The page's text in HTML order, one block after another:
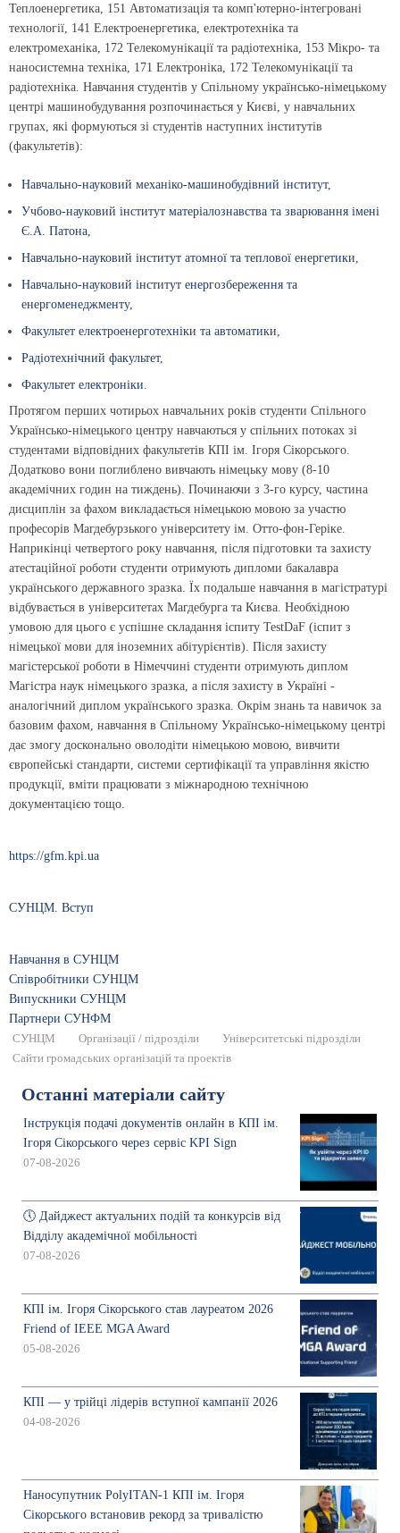
Теплоенергетика, 151 Автоматизація та комп'ютерно-інтегровані
технології, 141 Електроенергетика, електротехніка та
електромеханіка, 172 Телекомунікації та радіотехніка, 153 Мікро- та
наносистемна техніка, 171 Електроніка, 172 Телекомунікації та
радіотехніка. Навчання студентів у Спільному українсько-німецькому
центрі машинобудування розпочинається у Києві, у навчальних
групах, які формуються зі студентів наступних інститутів
(факультетів):
Навчально-науковий механіко-машинобудівний інститут,
Учбово-науковий інститут матеріалознавства та зварювання імені
Є.А. Патона
Навчально-науковий інститут атомної та теплової енергетики
Навчально-науковий інститут енергозбереження та
енергоменеджменту,
Факультет електроенерготехніки та автоматики
Радіотехнічний факультет,
Факультет електроніки
Протягом перших чотирьох навчальних років студенти Спільного
Українсько-німецького центру навчаються у спільних потоках зі
студентами відповідних факультетів КПІ ім. Ігоря Сікорського.
Додатково вони поглиблено вивчають німецьку мову (8-10
академічних годин на тиждень). Починаючи з 3-го курсу, частина
дисциплін за фахом викладається німецькою мовою за участю
професорів Магдебурзького університету ім. Отто-фон-Геріке.
Наприкінці четвертого року навчання, після підготовки та захисту
атестаційної роботи студенти отримують дипломи бакалавра
українського державного зразка. Їх подальше навчання в магістратурі
відбувається в університетах Магдебурга та Києва. Необхідною
умовою для цього є успішне складання іспиту TestDaF (іспит з
німецької мови для іноземних абітурієнтів). Після захисту
магістерської роботи в Німеччині студенти отримують диплом
Магістра наук німецького зразка, а після захисту в Україні -
аналогічний диплом українського зразка. Окрім знань та навичок за
базовим фахом, навчання в Спільному Українсько-німецькому центрі
дає змогу досконально оволодіти німецькою мовою, вивчити
європейські стандарти, системи сертифікації та управління якістю
продукції, вміти працювати з міжнародною технічною
документацією тощо.
https://gfm.kpi.ua
СУНЦМ. Вступ
Навчання в СУНЦМ
Співробітники СУНЦМ
Випускники СУНЦМ
Партнери СУНФМ
СУНЦМ Організації / підрозділи
Університетські підрозділи
Сайти громадських організацій та проектів
Останні матеріали сайту
Інструкція подачі документів онлайн в КПІ ім.
Ігоря Сікорського через сервіс KPI Sign
07-08-2026
🕔 Дайджест актуальних подій та конкурсів від
Відділу академічної мобільності
07-08-2026
КПІ ім. Ігоря Сікорського став лауреатом 2026
Friend of IEEE MGA Award
05-08-2026
КПІ — у трійці лідерів вступної кампанії 2026
04-08-2026
Наносупутник PolyITAN-1 КПІ ім. Ігоря
Сікорського встановив рекорд за тривалістю